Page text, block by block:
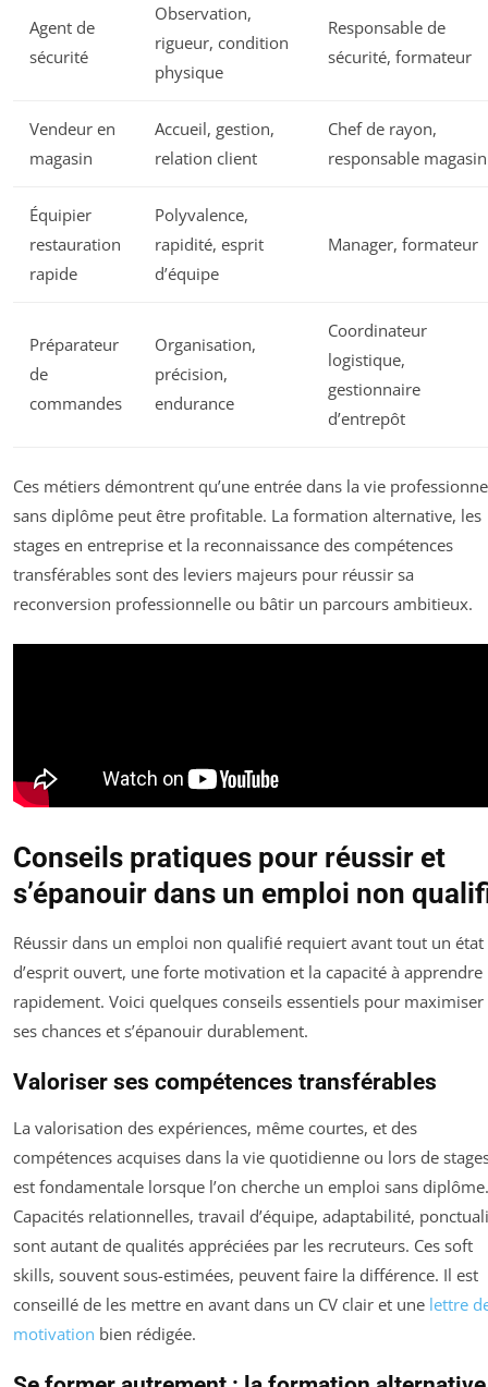
Agent de
sécurité
Observation,
rigueur, condition
physique
Responsable de
sécurité, formateur
Vendeur en
magasin
Accueil, gestion,
relation client
Chef de rayon,
responsable magasin
Équipier
restauration
rapide
Polyvalence,
rapidité, esprit
d’équipe
Manager, formateur
Préparateur
de
commandes
Organisation,
précision,
endurance
Coordinateur
logistique,
gestionnaire
d’entrepôt
Ces métiers démontrent qu’une entrée dans la vie
sans diplôme peut être profitable. La formation alternative, les
stages en entreprise et la reconnaissance des compétences
transférables sont des leviers majeurs pour réussir sa
reconversion professionnelle ou bâtir un parcours ambitieux.
Conseils pratiques pour réussir et
s’épanouir dans un emploi non
Réussir dans un emploi non qualifié requiert avant tout un état
d’esprit ouvert, une forte motivation et la capacité à apprendre
rapidement. Voici quelques conseils essentiels pour maximiser
ses chances et s’épanouir durablement.
Valoriser ses compétences transférables
La valorisation des expériences, même courtes, et des
compétences acquises dans la vie quotidienne ou lors de
est fondamentale lorsque l’on cherche un emploi sans diplôme.
Capacités relationnelles, travail d’équipe, adaptabilité,
sont autant de qualités appréciées par les recruteurs. Ces soft
skills, souvent sous-estimées, peuvent faire la différence. Il est
conseillé de les mettre en avant dans un CV clair et une lettre
motivation bien rédigée.